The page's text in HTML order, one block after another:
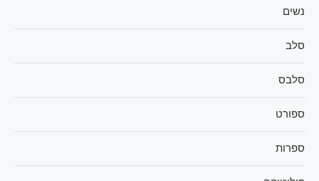
נשים
סלב
סלבס
ספורט
ספרות